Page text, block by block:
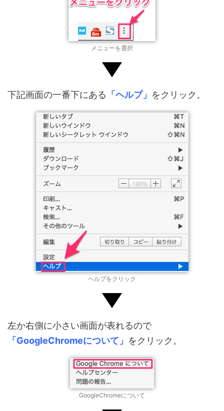
メニューを選択
下記画面の一番下にある 「ヘルプ」 をクリック。
ヘルプをクリック
左か右側に小さい画面が表れるので
「GoogleChromeについて」 をクリック。
GoogleChromeについて